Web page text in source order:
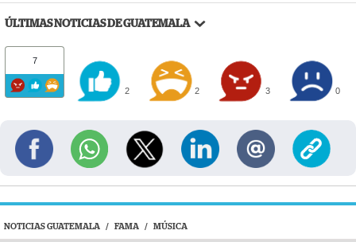
ÚLTIMAS NOTICIAS DE GUATEMALA
7
2 2 3 0
NOTICIAS GUATEMALA / FAMA / MÚSICA